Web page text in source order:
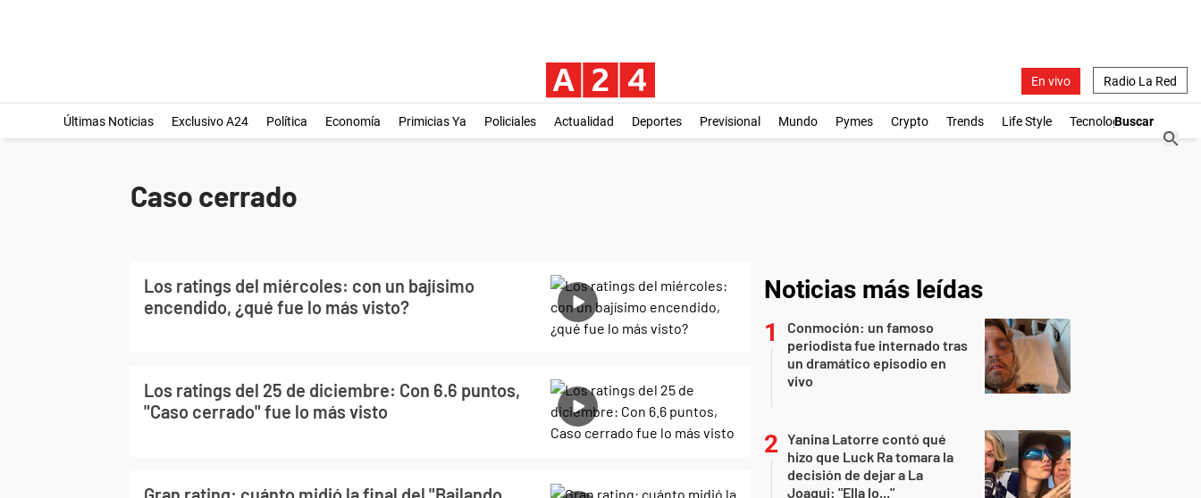
En vivo Radio La Red
Últimas Noticias Exclusivo A24 Política Economía Primicias Ya Policiales Actualidad Deportes Previsional Mundo Pymes Crypto Trends Life Style Tecnología
Caso cerrado
Los ratings del miércoles: con un bajísimo
encendido, ¿qué fue lo más visto?
Los ratings del 25 de diciembre: Con 6.6 puntos,
"Caso cerrado" fue lo más visto
Noticias más leídas
Conmoción: un famoso
periodista fue internado tras
un dramático episodio en
vivo
Yanina Latorre contó qué
hizo que Luck Ra tomara la
decisión de dejar a La
Joaqui: "Ella lo..."